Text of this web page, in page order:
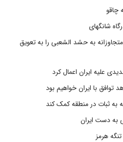
چاقو
شانگهای
به حشد الشعبی را به تعویق
علیه ایران اعمال کرد
با ایران خواهیم بود
به ثبات در منطقه کمک کند
هرمز